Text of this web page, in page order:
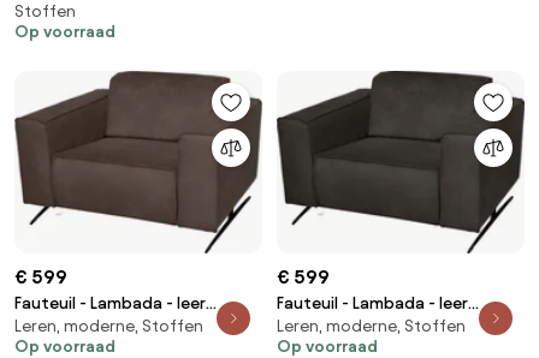
mint 50
Stoffen
Op voorraad
€ 599
Fauteuil - Lambada - leer
Colorado bruin 04
Leren, moderne, Stoffen
Op voorraad
€ 599
Fauteuil - Lambada - leer
Colorado antraciet 01
Leren, moderne, Stoffen
Op voorraad